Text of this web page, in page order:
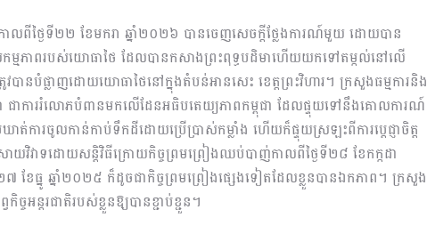
រហ័ស
ាលពីថ្ងៃទី២២ ខែមករា ឆ្នាំ២០២៦ បានចេញសេចក្តីថ្លែងការណ៍មួយ ដោយបាន
ម្មភាពរបស់យោធាថៃ ដែលបានកសាងព្រះពុទ្ធបដិមាហើយយកទៅតម្កល់នៅលើ
ានបំផ្លាញដោយយោធាថៃនៅក្នុងតំបន់អានសេះ ខេត្តព្រះវិហារ។ ក្រសួងធម្មការនិង
ជាការរំលោភបំពានមកលើដែនអធិបតេយ្យភាពកម្ពុជា ដែលផ្ទុយទៅនឹងគោលការណ៍
ាត់ការចូលកាន់កាប់ទឹកដីដោយប្រើប្រាស់កម្លាំង ហើយក៏ផ្ទុយស្រឡះពីការប្តេជ្ញាចិត្ត
យវិវាទដោយសន្តិវិធីក្រោយកិច្ចព្រមព្រៀងឈប់បាញ់កាលពីថ្ងៃទី២៨ ខែកក្កដា
៧ ខែធ្នូ ឆ្នាំ២០២៥ ក៏ដូចជាកិច្ចព្រមព្រៀងផ្សេងទៀតដែលខ្លួនបានឯកភាព។ ក្រសួង
ច្ចអន្តរជាតិរបស់ខ្លួនឱ្យបានខ្ជាប់ខ្ជួន។